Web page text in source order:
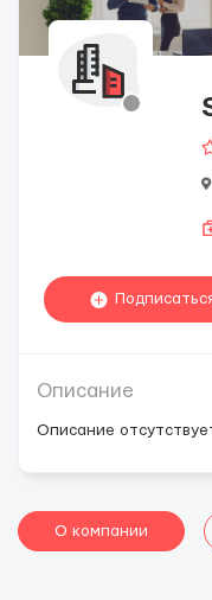
Описание
Описание
О компании